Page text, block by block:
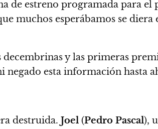
de estreno programada para el
muchos esperábamos se diera
decembrinas y las primeras
negado esta información hasta
destruida. Joel (Pedro Pascal),